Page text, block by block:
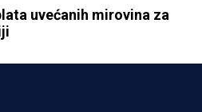
uvećanih mirovina za